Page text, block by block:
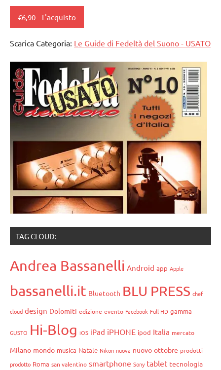
€6,90 – L'acquisto
Scarica Categoria: Le Guide di Fedeltà del Suono - USATO
TAG CLOUD:
Andrea Bassanelli Android app Apple
bassanelli.it Bluetooth BLU PRESS chef
cloud design Dolomiti edizione evento Facebook Full HD gamma
GUSTO Hi-Blog iOS iPad iPHONE ipod Italia mercato
Milano mondo musica Natale Nikon nuova nuovo ottobre prodotti
prodotto Roma san valentino smartphone Sony tablet tecnologia